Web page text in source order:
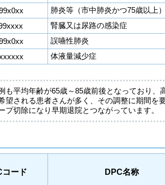
肺炎等（市中肺炎かつ75歳以上）
腎臓又は尿路の感染症
誤嚥性肺炎
体液量減少症
も平均年齢が65歳～85歳前後となっており
望される患者さんが多く、その調整に期間
プ切除になり早期退院とつながっています。
コード DPC名称